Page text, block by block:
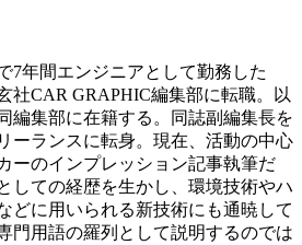
7年間エンジニアとして勤務した
社CAR GRAPHIC編集部に転職。以
編集部に在籍する。同誌副編集長を
ーランスに転身。現在、活動の中心
ーのインプレッション記事執筆だ
しての経歴を生かし、環境技術やハ
どに用いられる新技術にも通暁して
門用語の羅列として説明するのでは